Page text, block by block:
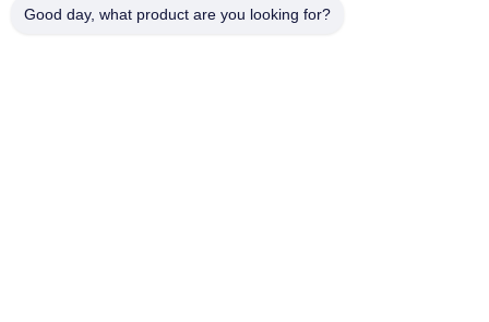
Good day, what product are you looking for?